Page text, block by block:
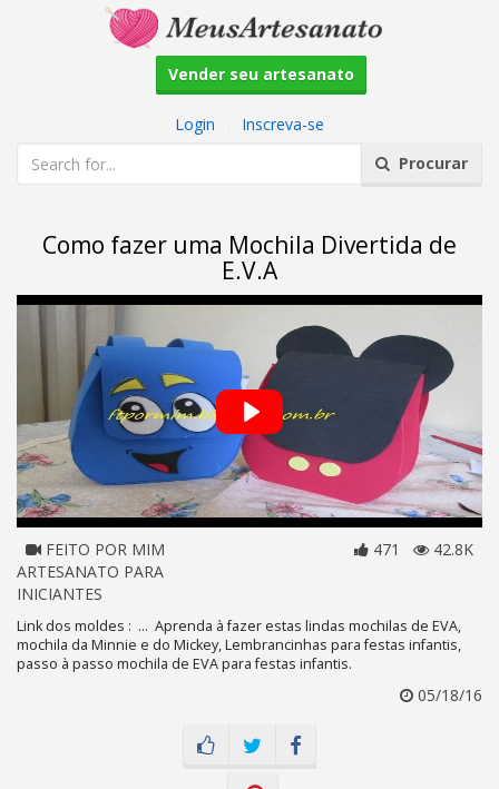
Vender seu artesanato
Login
Inscreva-se
Procurar
Como fazer uma Mochila Divertida de
E.V.A
FEITO POR MIM
ARTESANATO PARA
INICIANTES
471 42.8K
Link dos moldes : ... Aprenda à fazer estas lindas mochilas de EVA,
mochila da Minnie e do Mickey, Lembrancinhas para festas infantis,
passo à passo mochila de EVA para festas infantis.
05/18/16